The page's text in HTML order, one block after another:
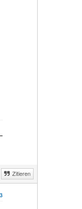
Zitieren